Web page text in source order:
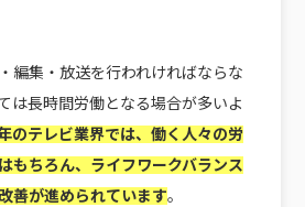
編集・放送を行われければならな
は長時間労働となる場合が多いよ
のテレビ業界では、働く人々の労
もちろん、ライフワークバランス
善が進められています。